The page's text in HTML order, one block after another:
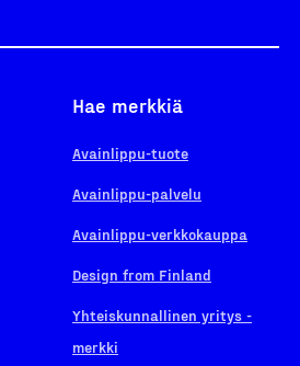
Hae merkkiä
Avainlippu-tuote
Avainlippu-palvelu
Avainlippu-verkkokauppa
Design from Finland
Yhteiskunnallinen yritys -
merkki